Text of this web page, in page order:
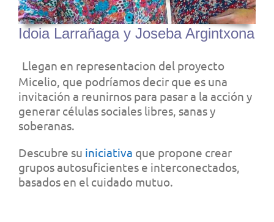
Idoia Larrañaga y Joseba Argintxona
Llegan en representacion del proyecto
Micelio, que podríamos decir que es una
invitación a reunirnos para pasar a la acción y
generar células sociales libres, sanas y
soberanas.
Descubre su iniciativa que propone crear
grupos autosuficientes e interconectados,
basados en el cuidado mutuo.